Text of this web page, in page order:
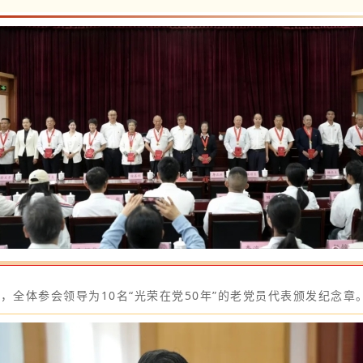
全体参会领导为10名“光荣在党50年”的老党员代表颁发纪念章